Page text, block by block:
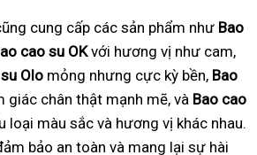
cung cấp các sản phẩm như Bao
cao su OKvới hương vị như cam,
Olo mỏng nhưng cực kỳ bền, Bao
giác chân thật mạnh mẽ, và Bao cao
loại màu sắc và hương vị khác nhau.
bảo an toàn và mang lại sự hài